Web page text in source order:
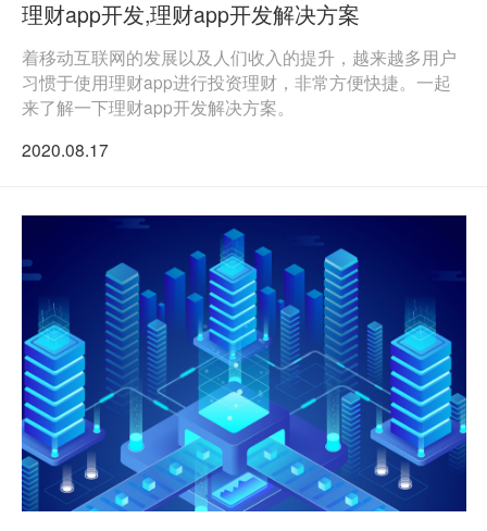
理财app开发,理财app开发解决方案
着移动互联网的发展以及人们收入的提升，越来越多用户
习惯于使用理财app进行投资理财，非常方便快捷。一起
来了解一下理财app开发解决方案。
2020.08.17